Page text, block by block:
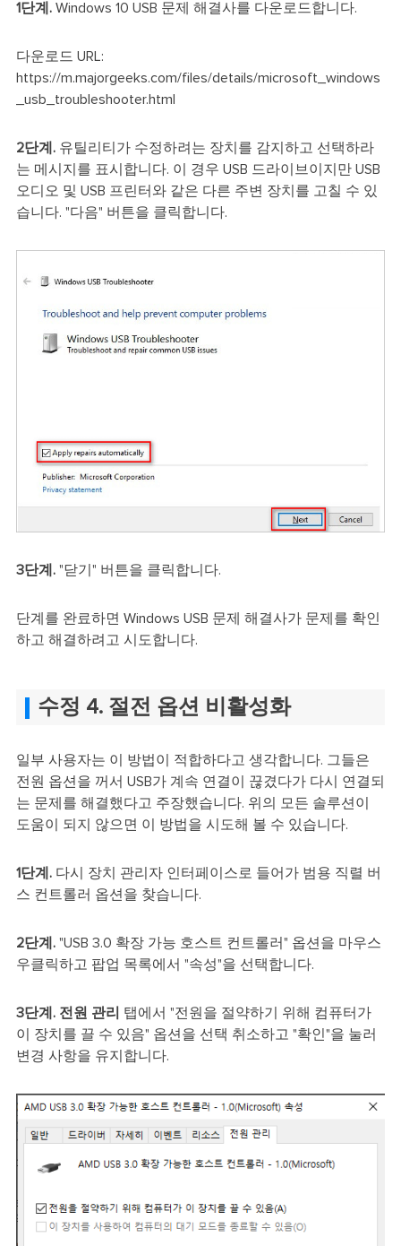
1단계.Windows 10 USB 문제 해결사를 다운로드합니다.
다운로드 URL:
https://m.majorgeeks.com/files/details/microsoft_windows
_usb_troubleshooter.html
2단계.유틸리티가 수정하려는 장치를 감지하고 선택하라
는 메시지를 표시합니다. 이 경우 USB 드라이브이지만 USB
오디오 및 USB 프린터와 같은 다른 주변 장치를 고칠 수 있
습니다. "다음" 버튼을 클릭합니다.
3단계."닫기" 버튼을 클릭합니다.
단계를 완료하면 Windows USB 문제 해결사가 문제를 확인
하고 해결하려고 시도합니다.
수정 4. 절전 옵션 비활성화
일부 사용자는 이 방법이 적합하다고 생각합니다. 그들은
전원 옵션을 꺼서 USB가 계속 연결이 끊겼다가 다시 연결되
는 문제를 해결했다고 주장했습니다. 위의 모든 솔루션이
도움이 되지 않으면 이 방법을 시도해 볼 수 있습니다.
1단계.다시 장치 관리자 인터페이스로 들어가 범용 직렬 버
스 컨트롤러 옵션을 찾습니다.
2단계."USB 3.0 확장 가능 호스트 컨트롤러" 옵션을 마우스
우클릭하고 팝업 목록에서 "속성"을 선택합니다.
3단계. 전원 관리 탭에서 "전원을 절약하기 위해 컴퓨터가
이 장치를 끌 수 있음" 옵션을 선택 취소하고 "확인"을 눌러
변경 사항을 유지합니다.